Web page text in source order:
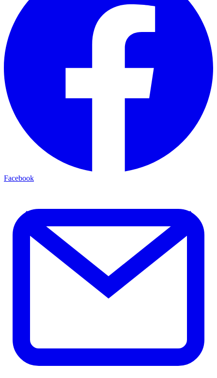
Facebook